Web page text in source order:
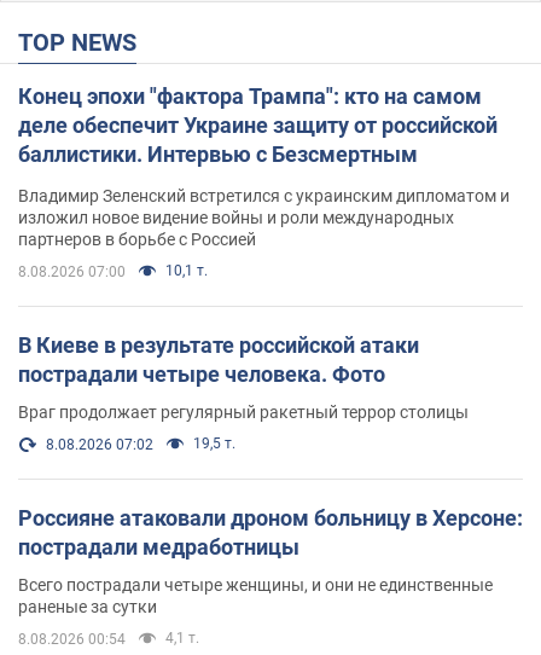
TOP NEWS
Конец эпохи "фактора Трампа": кто на самом
деле обеспечит Украине защиту от российской
баллистики. Интервью с Безсмертным
Владимир Зеленский встретился с украинским дипломатом и
изложил новое видение войны и роли международных
партнеров в борьбе с Россией
8.08.2026 07:00 10,1 т.
В Киеве в результате российской атаки
пострадали четыре человека. Фото
Враг продолжает регулярный ракетный террор столицы
8.08.2026 07:02 19,5 т.
Россияне атаковали дроном больницу в Херсоне:
пострадали медработницы
Всего пострадали четыре женщины, и они не единственные
раненые за сутки
8.08.2026 00:54 4,1 т.